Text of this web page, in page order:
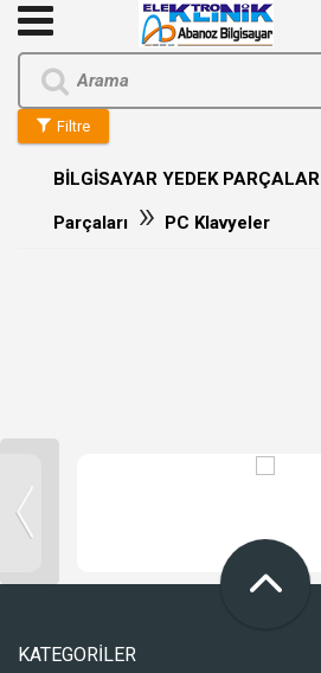
Filtre
BİLGİSAYAR YEDEK PARÇALAR
Parçaları » PC Klavyeler
KATEGORİLER